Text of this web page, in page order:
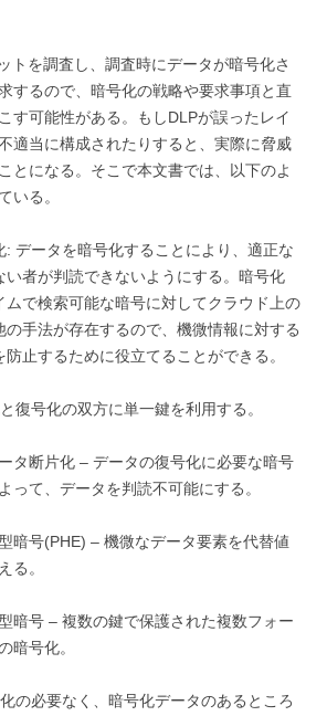
トを調査し、調査時にデータが暗号化さ
するので、暗号化の戦略や要求事項と直
す可能性がある。もしDLPが誤ったレイ
適当に構成されたりすると、実際に脅威
とになる。そこで本文書では、以下のよ
いる。
: データを暗号化することにより、適正な
い者が判読できないようにする。暗号化
ムで検索可能な暗号に対してクラウド上の
の手法が存在するので、機微情報に対する
止するために役立てることができる。
復号化の双方に単一鍵を利用する。
タ断片化 – データの復号化に必要な暗号
って、データを判読不可能にする。
暗号(PHE) – 機微なデータ要素を代替値
る。
暗号 – 複数の鍵で保護された複数フォー
暗号化。
の必要なく、暗号化データのあるところ